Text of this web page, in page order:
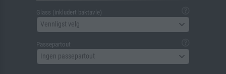
Glass (inkludert baktavle)
Vennligst velg
Passepartout
Ingen passepartout